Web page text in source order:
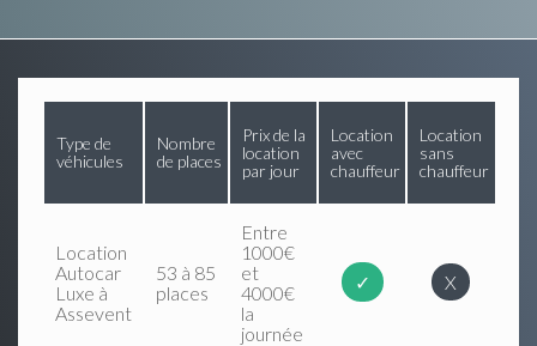
Type de
véhicules
Nombre
de places
Prix de la
location
par jour
Location
avec
chauffeur
Location
sans
chauffeur
Location
Autocar
Luxe à
Assevent
53 à 85
places
Entre
1000€
et
4000€
la
journée
✓ X